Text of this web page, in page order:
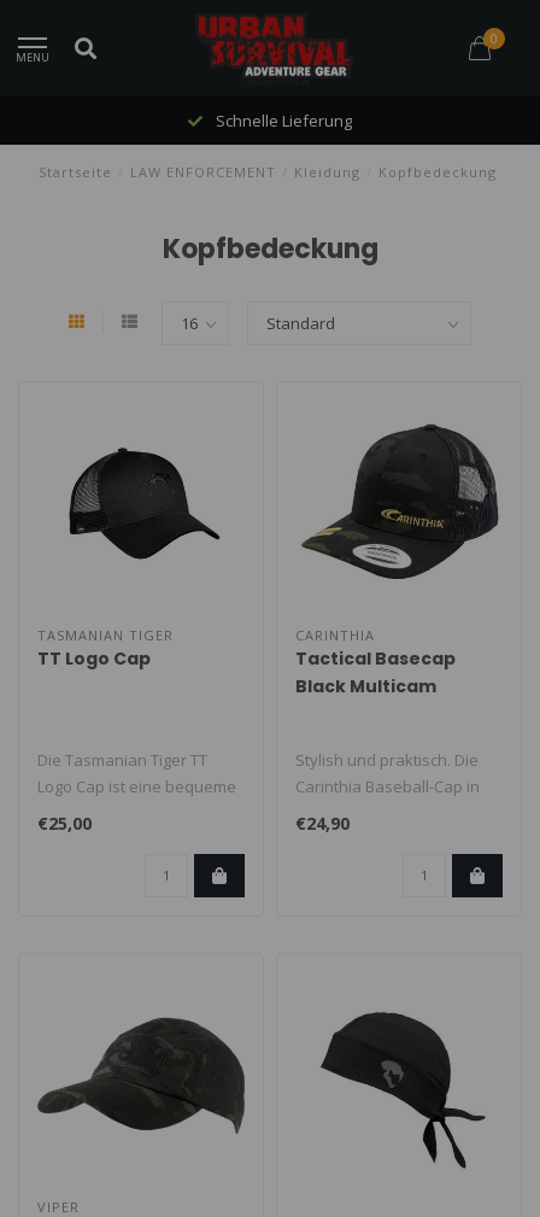
MENU
0
Schnelle Lieferung
Startseite LAW ENFORCEMENT Kleidung Kopfbedeckung
Kopfbedeckung
TASMANIAN TIGER
TT Logo Cap
Die Tasmanian Tiger TT
Logo Cap ist eine bequeme
Cap mit dem markanten TT-
Logo. ..
€25,00
CARINTHIA
Tactical Basecap
Black Multicam
Stylish und praktisch. Die
Carinthia Baseball-Cap in
der Trucker Version. Durch ..
€24,90
VIPER